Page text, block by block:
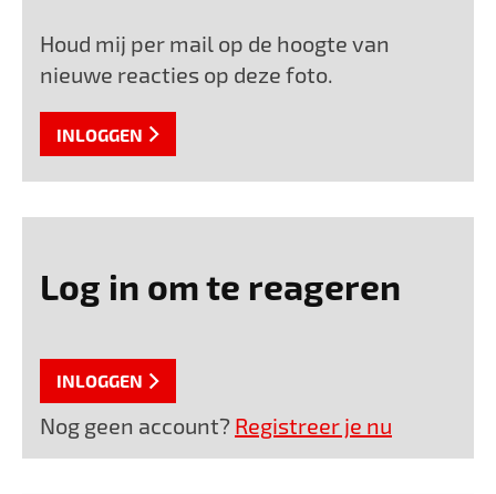
Houd mij per mail op de hoogte van
nieuwe reacties op deze foto.
INLOGGEN
Log in om te reageren
INLOGGEN
Nog geen account? Registreer je nu